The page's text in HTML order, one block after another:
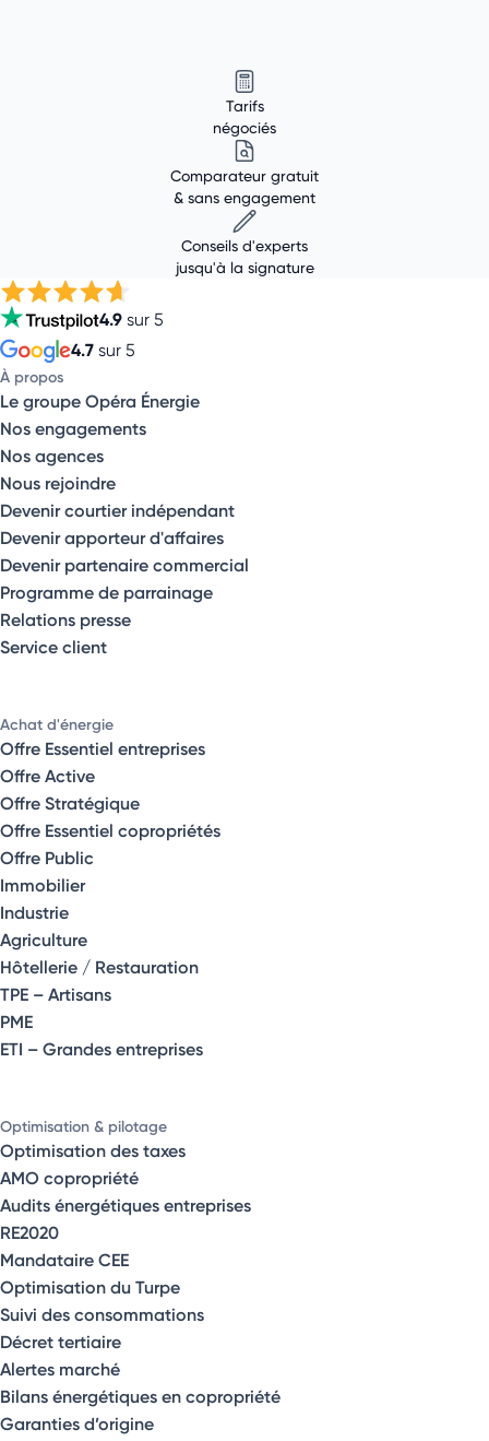
Tarifs
négociés
Comparateur gratuit
& sans engagement
Conseils d'experts
jusqu'à la signature
4.9 sur 5
4.7 sur 5
À propos
Le groupe Opéra Énergie
Nos engagements
Nos agences
Nous rejoindre
Devenir courtier indépendant
Devenir apporteur d'affaires
Devenir partenaire commercial
Programme de parrainage
Relations presse
Service client
Achat d'énergie
Offre Essentiel entreprises
Offre Active
Offre Stratégique
Offre Essentiel copropriétés
Offre Public
Immobilier
Industrie
Agriculture
Hôtellerie / Restauration
TPE – Artisans
PME
ETI – Grandes entreprises
Optimisation & pilotage
Optimisation des taxes
AMO copropriété
Audits énergétiques entreprises
RE2020
Mandataire CEE
Optimisation du Turpe
Suivi des consommations
Décret tertiaire
Alertes marché
Bilans énergétiques en copropriété
Garanties d’origine